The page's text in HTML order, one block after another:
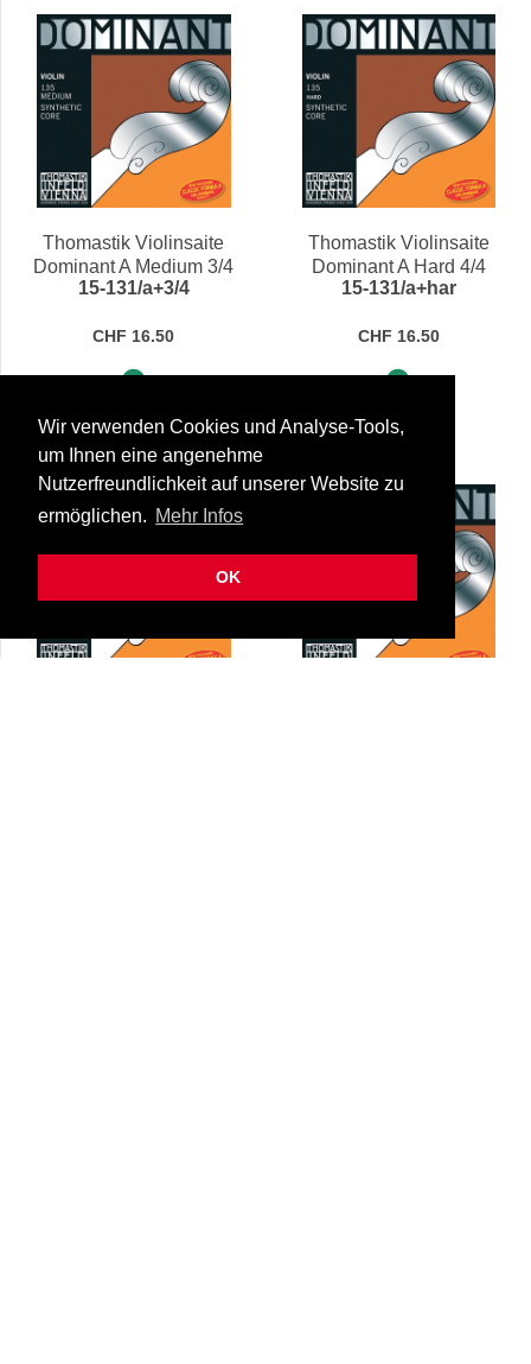
Wir verwenden Cookies und Analyse-Tools,
um Ihnen eine angenehme
Nutzerfreundlichkeit auf unserer Website zu
ermöglichen. Mehr Infos
OK
Thomastik Violinsaite
Dominant A Medium 3/4
15-131/a+3/4
CHF 16.50
Thomastik Violinsaite
Dominant A Hard 4/4
15-131/a+har
CHF 16.50